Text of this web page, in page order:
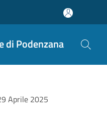
di Podenzana
Aprile 2025